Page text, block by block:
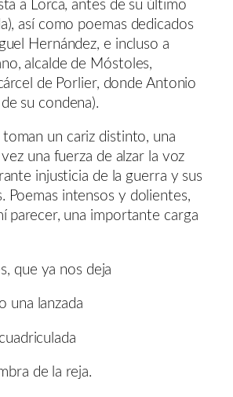
a Lorca, antes de su último
así como poemas dedicados
Hernández, e incluso a
alcalde de Móstoles,
de Porlier, donde Antonio
su condena).
toman un cariz distinto, una
una fuerza de alzar la voz
injusticia de la guerra y sus
Poemas intensos y dolientes,
parecer, una importante carga
que ya nos deja
una lanzada
de la reja.